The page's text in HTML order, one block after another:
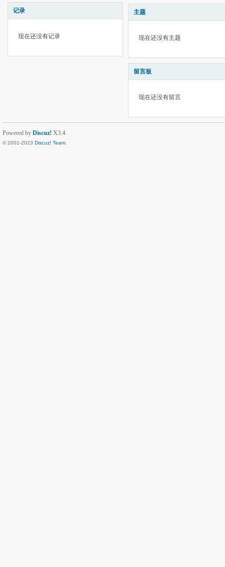
记录
现在还没有记录
主题
现在还没有主题
留言板
现在还没有留言
Powered by Discuz! X3.4
© 2001-2023 Discuz! Team